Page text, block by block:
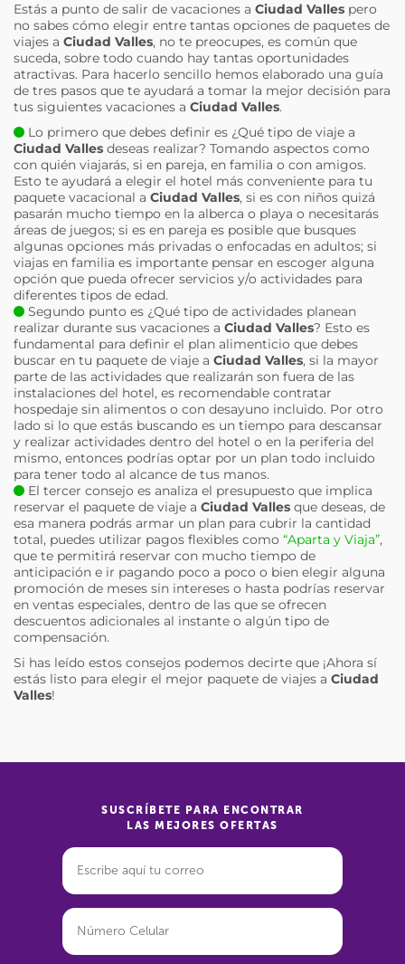
Estás a punto de salir de vacaciones a Ciudad Valles pero
no sabes cómo elegir entre tantas opciones de paquetes de
viajes a Ciudad Valles, no te preocupes, es común que
suceda, sobre todo cuando hay tantas oportunidades
atractivas. Para hacerlo sencillo hemos elaborado una guía
de tres pasos que te ayudará a tomar la mejor decisión para
tus siguientes vacaciones a Ciudad Valles.
Lo primero que debes definir es ¿Qué tipo de viaje a
Ciudad Valles deseas realizar? Tomando aspectos como
con quién viajarás, si en pareja, en familia o con amigos.
Esto te ayudará a elegir el hotel más conveniente para tu
paquete vacacional a Ciudad Valles, si es con niños quizá
pasarán mucho tiempo en la alberca o playa o necesitarás
áreas de juegos; si es en pareja es posible que busques
algunas opciones más privadas o enfocadas en adultos; si
viajas en familia es importante pensar en escoger alguna
opción que pueda ofrecer servicios y/o actividades para
diferentes tipos de edad.
Segundo punto es ¿Qué tipo de actividades planean
realizar durante sus vacaciones a Ciudad Valles? Esto es
fundamental para definir el plan alimenticio que debes
buscar en tu paquete de viaje a Ciudad Valles, si la mayor
parte de las actividades que realizarán son fuera de las
instalaciones del hotel, es recomendable contratar
hospedaje sin alimentos o con desayuno incluido. Por otro
lado si lo que estás buscando es un tiempo para descansar
y realizar actividades dentro del hotel o en la periferia del
mismo, entonces podrías optar por un plan todo incluido
para tener todo al alcance de tus manos.
El tercer consejo es analiza el presupuesto que implica
reservar el paquete de viaje a Ciudad Valles que deseas, de
esa manera podrás armar un plan para cubrir la cantidad
total, puedes utilizar pagos flexibles como “Aparta y Viaja”,
que te permitirá reservar con mucho tiempo de
anticipación e ir pagando poco a poco o bien elegir alguna
promoción de meses sin intereses o hasta podrías reservar
en ventas especiales, dentro de las que se ofrecen
descuentos adicionales al instante o algún tipo de
compensación.
Si has leído estos consejos podemos decirte que ¡Ahora sí
estás listo para elegir el mejor paquete de viajes a Ciudad
Valles!
SUSCRÍBETE PARA ENCONTRAR
LAS MEJORES OFERTAS